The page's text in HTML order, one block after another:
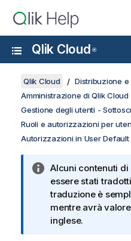
Qlik Cloud ®
Qlik Cloud
Distribuzione
Amministrazione di Qlik Cloud
Gestione degli utenti -
Ruoli e autorizzazioni per
Autorizzazioni in User
Alcuni contenuti
essere stati
traduzione è
mentre avrà
inglese.